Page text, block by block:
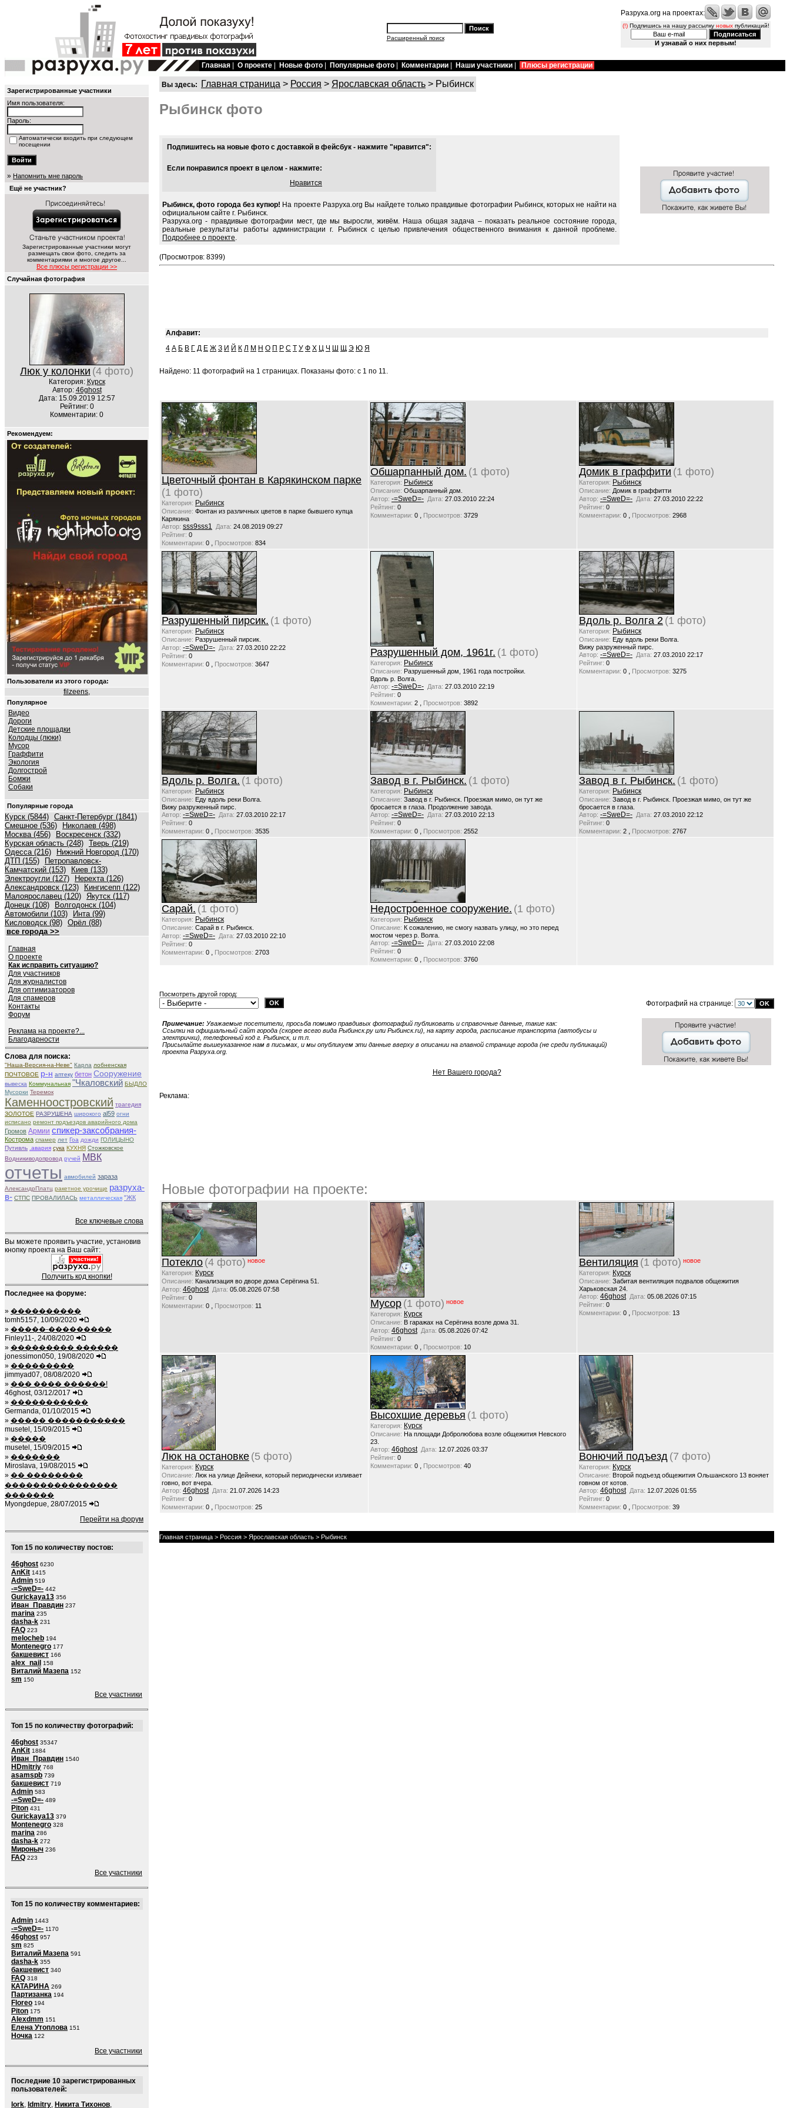
Расширенный поиск
Разруха.org на проектах:
(!)Подпишись на нашу рассылку новыхпубликаций!
И узнавай о них первым!
Главная О проекте Новые фото Популярные фото Комментарии Наши участники Плюсы регистрации
Зарегистрированные участники
Имя пользователя:
Пароль:
Автоматически входить при следующем
посещении
» Напомнить мне пароль
Ещё не участник?
Зарегистрированные участники могут
размещать свои фото, следить за
комментариями и многое другое...
Все плюсы регистрации >>
Случайная фотография
Люк у колонки (4 фото)
Категория: Курск
Автор: 46ghost
Дата: 15.09.2019 12:57
Рейтинг: 0
Комментарии: 0
Рекомендуем:
Пользователи из этого города:
filzeens,
Популярное
Видео
Дороги
Детские площадки
Колодцы (люки)
Мусор
Граффити
Экология
Долгострой
Бомжи
Собаки
Популярные города
Курск (5844) Санкт-Петербург (1841)
Смешное (536)
Николаев (498)
Москва (456)
Воскресенск (332)
Курская область (248) Тверь (219)
Одесса (216)
Нижний Новгород (170)
ДТП (155)
Петропавловск-
Камчатский (153)
Киев (133)
Электроугли (127)
Нерехта (126)
Александровск (123)
Кингисепп (122)
Малоярославец (120) Якутск (117)
Донецк (108)
Волгодонск (104)
Автомобили (103)
Инта (99)
Кисловодск (98) Орёл (88)
все города >>
Главная
О проекте
Как исправить ситуацию?
Для участников
Для журналистов
Для оптимизаторов
Для спамеров
Контакты
Форум
Реклама на проекте?...
Благодарности
Слова для поиска:
"Наша-Версия-на-Неве" Карла лобненская
ПОЧТОВОЕ р-н аптеку бетон Сооружение
вывеска Коммунальная "Чкаловский БЫДЛО
Мусорки Теремок
Каменноостровский трагедия
ЗОЛОТОЕ РАЗРУШЕНА широкого al59 огни
исписано ремонт подъездов аварийного дома
Громов Армии спикер-заксобрания-
Кострома спамер лет Гоа дожди ГОЛИЦЫНО
Путивль .авария сука КУХНЯ Стожковское
Водникиводопровод ручей МВК
отчеты авмобилей зараза
АлександрПлатц ракетное урочище разруха-
в- СТПС ПРОВАЛИЛАСЬ металлическая "ЖК
Все ключевые слова
Вы можете проявить участие, установив
кнопку проекта на Ваш сайт:
Получить код кнопки!
Последнее на форуме:
» ����������
tomh5157, 10/09/2020
» �����-���������
Finley11-, 24/08/2020
» ��������� ������
jonessimon050, 19/08/2020
» ���������
jimmyad07, 08/08/2020
» ��� ���� ������!
46ghost, 03/12/2017
» �����������
Germanda, 01/10/2015
» ����� �����������
musetel, 15/09/2015
» �����
musetel, 15/09/2015
» �������
Miroslava, 19/08/2015
» �� ��������
����������������
�������
Myongdepue, 28/07/2015
Перейти на форум
Топ 15 по количеству постов:
46ghost 6230
AnKit 1415
Admin 519
-=SweD=- 442
Gurickaya13 356
Иван_Правдин 237
marina 235
dasha-k 231
FAQ 223
melocheb 194
Montenegro 177
бакшевист 166
alex_nail 158
Виталий Мазепа 152
sm 150
Все участники
Топ 15 по количеству фотографий:
46ghost 35347
AnKit 1884
Иван_Правдин 1540
HDmitriy 768
asamspb 739
бакшевист 719
Admin 583
-=SweD=- 489
Piton 431
Gurickaya13 379
Montenegro 328
marina 286
dasha-k 272
Мироныч 236
FAQ 223
Все участники
Топ 15 по количеству комментариев:
Admin 1443
-=SweD=- 1170
46ghost 957
sm 825
Виталий Мазепа 591
dasha-k 355
бакшевист 340
FAQ 318
КАТАРИНА 269
Партизанка 194
Floreo 194
Piton 175
Alexdmm 151
Елена Утоплова 151
Ночка 122
Все участники
Последние 10 зарегистрированных
пользователей:
lork, ldmitry, Никита Тихонов,
Вы здесь: Главная страница > Россия > Ярославская область > Рыбинск
Рыбинск фото
Подпишитесь на новые фото с доставкой в фейсбук - нажмите "нравится":
Если понравился проект в целом - нажмите:
Нравится
Рыбинск, фото города без купюр! На проекте Разруха.org Вы найдете только правдивые фотографии Рыбинск, которых не найти на
официальном сайте г. Рыбинск.
Разруха.org - правдивые фотографии мест, где мы выросли, живём. Наша общая задача – показать реальное состояние города,
реальные результаты работы администрации г. Рыбинск с целью привлечения общественного внимания к данной проблеме.
Подробнее о проекте.
(Просмотров: 8399)
Алфавит:
4 А Б В Г Д Е Ж З И Й К Л М Н О П Р С Т У Ф Х Ц Ч Ш Щ Э Ю Я
Найдено: 11 фотографий на 1 страницах. Показаны фото: с 1 по 11.
Цветочный фонтан в Карякинском парке
(1 фото)
Категория: Рыбинск
Описание: Фонтан из различных цветов в парке бывшего купца
Карякина
Автор: sss9sss1 Дата: 24.08.2019 09:27
Рейтинг: 0
Комментарии: 0 , Просмотров: 834
Обшарпанный дом. (1 фото)
Категория: Рыбинск
Описание: Обшарпанный дом.
Автор: -=SweD=- Дата: 27.03.2010 22:24
Рейтинг: 0
Комментарии: 0 , Просмотров: 3729
Домик в граффити (1 фото)
Категория: Рыбинск
Описание: Домик в граффитти
Автор: -=SweD=- Дата: 27.03.2010 22:22
Рейтинг: 0
Комментарии: 0 , Просмотров: 2968
Разрушенный пирсик. (1 фото)
Категория: Рыбинск
Описание: Разрушенный пирсик.
Автор: -=SweD=- Дата: 27.03.2010 22:22
Рейтинг: 0
Комментарии: 0 , Просмотров: 3647
Разрушенный дом, 1961г. (1 фото)
Категория: Рыбинск
Описание: Разрушенный дом, 1961 года постройки.
Вдоль р. Волга.
Автор: -=SweD=- Дата: 27.03.2010 22:19
Рейтинг: 0
Комментарии: 2 , Просмотров: 3892
Вдоль р. Волга 2 (1 фото)
Категория: Рыбинск
Описание: Еду вдоль реки Волга.
Вижу разруженный пирс.
Автор: -=SweD=- Дата: 27.03.2010 22:17
Рейтинг: 0
Комментарии: 0 , Просмотров: 3275
Вдоль р. Волга. (1 фото)
Категория: Рыбинск
Описание: Еду вдоль реки Волга.
Вижу разруженный пирс.
Автор: -=SweD=- Дата: 27.03.2010 22:17
Рейтинг: 0
Комментарии: 0 , Просмотров: 3535
Завод в г. Рыбинск. (1 фото)
Категория: Рыбинск
Описание: Завод в г. Рыбинск. Проезжая мимо, он тут же
бросается в глаза. Продолжение завода.
Автор: -=SweD=- Дата: 27.03.2010 22:13
Рейтинг: 0
Комментарии: 0 , Просмотров: 2552
Завод в г. Рыбинск. (1 фото)
Категория: Рыбинск
Описание: Завод в г. Рыбинск. Проезжая мимо, он тут же
бросается в глаза.
Автор: -=SweD=- Дата: 27.03.2010 22:12
Рейтинг: 0
Комментарии: 2 , Просмотров: 2767
Сарай. (1 фото)
Категория: Рыбинск
Описание: Сарай в г. Рыбинск.
Автор: -=SweD=- Дата: 27.03.2010 22:10
Рейтинг: 0
Комментарии: 0 , Просмотров: 2703
Недостроенное сооружение. (1 фото)
Категория: Рыбинск
Описание: К сожалению, не смогу назвать улицу, но это перед
мостом через р. Волга.
Автор: -=SweD=- Дата: 27.03.2010 22:08
Рейтинг: 0
Комментарии: 0 , Просмотров: 3760
Посмотреть другой город:
Фотографий на странице:
Примечание: Уважаемые посетители, просьба помимо правдивых фотографий публиковать и справочные данные, такие как:
Ссылки на официальный сайт города (скорее всего вида Рыбинск.ру или Рыбинск.ru), на карту города, расписание транспорта (автобусы и
электрички), телефонный код г. Рыбинск, и т.п.
Присылайте вышеуказанное нам в письмах, и мы опубликуем эти данные вверху в описании на главной странице города (не среди публикаций)
проекта Разруха.org.
Нет Вашего города?
Реклама:
Новые фотографии на проекте:
Потекло (4 фото) новое
Категория: Курск
Описание: Канализация во дворе дома Серёгина 51.
Автор: 46ghost Дата: 05.08.2026 07:58
Рейтинг: 0
Комментарии: 0 , Просмотров: 11 Мусор (1 фото) новое
Категория: Курск
Описание: В гаражах на Серёгина возле дома 31.
Автор: 46ghost Дата: 05.08.2026 07:42
Рейтинг: 0
Комментарии: 0 , Просмотров: 10
Вентиляция (1 фото) новое
Категория: Курск
Описание: Забитая вентиляция подвалов общежития
Харьковская 24.
Автор: 46ghost Дата: 05.08.2026 07:15
Рейтинг: 0
Комментарии: 0 , Просмотров: 13
Люк на остановке (5 фото)
Категория: Курск
Описание: Люк на улице Дейнеки, который периодически изливает
говно, вот вчера.
Автор: 46ghost Дата: 21.07.2026 14:23
Рейтинг: 0
Комментарии: 0 , Просмотров: 25
Высохшие деревья (1 фото)
Категория: Курск
Описание: На площади Добролюбова возле общежития Невского
23.
Автор: 46ghost Дата: 12.07.2026 03:37
Рейтинг: 0
Комментарии: 0 , Просмотров: 40
Вонючий подъезд (7 фото)
Категория: Курск
Описание: Второй подъезд общежития Ольшанского 13 воняет
говном от котов.
Автор: 46ghost Дата: 12.07.2026 01:55
Рейтинг: 0
Комментарии: 0 , Просмотров: 39
Главная страница > Россия > Ярославская область > Рыбинск